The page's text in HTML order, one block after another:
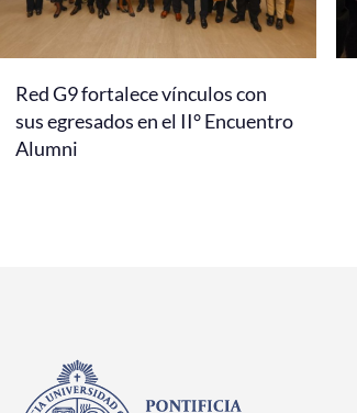
Red G9 fortalece vínculos con
sus egresados en el II° Encuentro
Alumni